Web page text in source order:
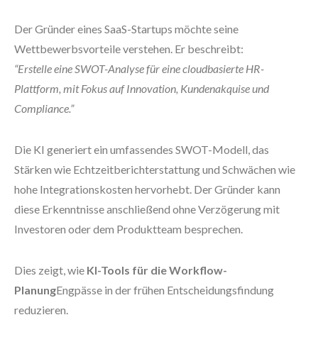
Der Gründer eines SaaS-Startups möchte seine
Wettbewerbsvorteile verstehen. Er beschreibt:
“Erstelle eine SWOT-Analyse für eine cloudbasierte HR-
Plattform, mit Fokus auf Innovation, Kundenakquise und
Compliance.”
Die KI generiert ein umfassendes SWOT-Modell, das
Stärken wie Echtzeitberichterstattung und Schwächen wie
hohe Integrationskosten hervorhebt. Der Gründer kann
diese Erkenntnisse anschließend ohne Verzögerung mit
Investoren oder dem Produktteam besprechen.
Dies zeigt, wie KI-Tools für die Workflow-
PlanungEngpässe in der frühen Entscheidungsfindung
reduzieren.